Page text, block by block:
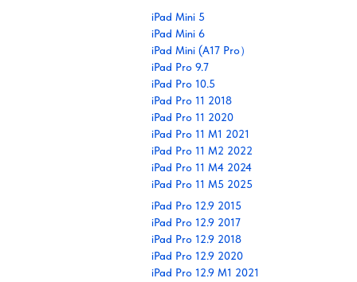
iPad Pro 12.9 2015
iPad Pro 12.9 2017
iPad Pro 12.9 2018
iPad Pro 12.9 2020
iPad Pro 12.9 M1 2021
iPad Mini 5
iPad Mini 6
iPad Mini (A17 Pro）
iPad Pro 9.7
iPad Pro 10.5
iPad Pro 11 2018
iPad Pro 11 2020
iPad Pro 11 M1 2021
iPad Pro 11 M2 2022
iPad Pro 11 M4 2024
iPad Pro 11 M5 2025